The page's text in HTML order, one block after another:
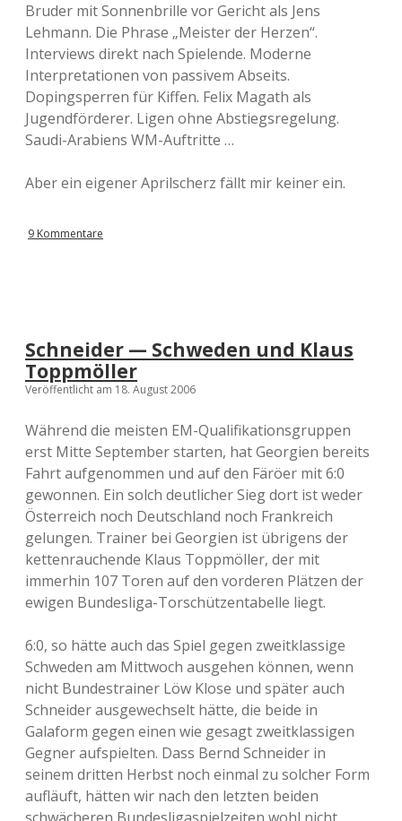
Bruder mit Sonnenbrille vor Gericht als Jens
Lehmann. Die Phrase „Meister der Herzen“.
Interviews direkt nach Spielende. Moderne
Interpretationen von passivem Abseits.
Dopingsperren für Kiffen. Felix Magath als
Jugendförderer. Ligen ohne Abstiegsregelung.
Saudi-Arabiens WM-Auftritte …
Aber ein eigener Aprilscherz fällt mir keiner ein.
9 Kommentare
Schneider — Schweden und Klaus
Toppmöller
Veröffentlicht am 18. August 2006
Während die meisten EM-Qualifikationsgruppen
erst Mitte September starten, hat Georgien bereits
Fahrt aufgenommen und auf den Färöer mit 6:0
gewonnen. Ein solch deutlicher Sieg dort ist weder
Österreich noch Deutschland noch Frankreich
gelungen. Trainer bei Georgien ist übrigens der
kettenrauchende Klaus Toppmöller, der mit
immerhin 107 Toren auf den vorderen Plätzen der
ewigen Bundesliga-Torschützentabelle liegt.
6:0, so hätte auch das Spiel gegen zweitklassige
Schweden am Mittwoch ausgehen können, wenn
nicht Bundestrainer Löw Klose und später auch
Schneider ausgewechselt hätte, die beide in
Galaform gegen einen wie gesagt zweitklassigen
Gegner aufspielten. Dass Bernd Schneider in
seinem dritten Herbst noch einmal zu solcher Form
aufläuft, hätten wir nach den letzten beiden